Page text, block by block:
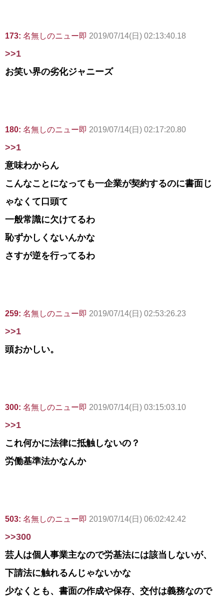
173: 名無しのニュー即 2019/07/14(日) 02:13:40.18
>>1
お笑い界の劣化ジャニーズ
180: 名無しのニュー即 2019/07/14(日) 02:17:20.80
>>1
意味わからん
こんなことになっても一企業が契約するのに書面じ
ゃなくて口頭て
一般常識に欠けてるわ
恥ずかしくないんかな
さすが逆を行ってるわ
259: 名無しのニュー即 2019/07/14(日) 02:53:26.23
>>1
頭おかしい。
300: 名無しのニュー即 2019/07/14(日) 03:15:03.10
>>1
これ何かに法律に抵触しないの？
労働基準法かなんか
503: 名無しのニュー即 2019/07/14(日) 06:02:42.42
>>300
芸人は個人事業主なので労基法には該当しないが、
下請法に触れるんじゃないかな
少なくとも、書面の作成や保存、交付は義務なので